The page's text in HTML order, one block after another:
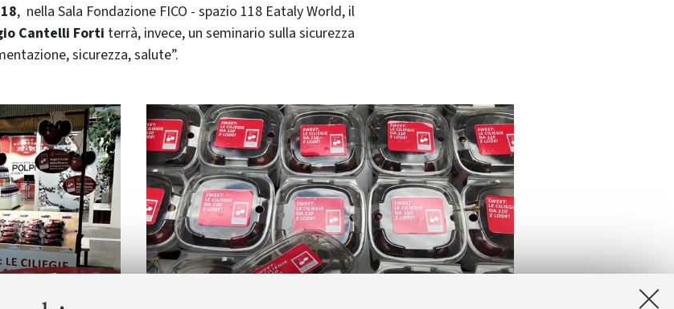
, nella Sala Fondazione FICO - spazio 118 Eataly World, il
Cantelli Forti terrà, invece, un seminario sulla sicurezza
sicurezza, salute”.